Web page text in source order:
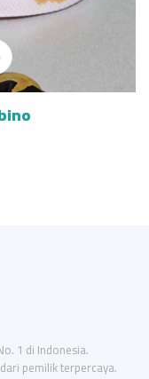
1 di Indonesia.
pemilik terpercaya.